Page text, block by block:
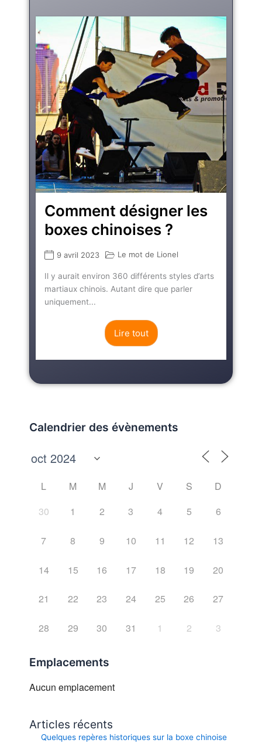
Comment désigner les
boxes chinoises ?
9 avril 2023 Le mot de Lionel
Il y aurait environ 360 différents styles d’arts
martiaux chinois. Autant dire que parler
uniquement...
Lire tout
Calendrier des évènements
L M M J V S
D
30
1 2 3 4 5 6
7 8 9 10 11 12 13
14 15 16 17 18 19 20
21 22 23 24 25 26 27
28 29 30 31 1 2 3
Emplacements
Aucun emplacement
Articles récents
Quelques repères historiques sur la boxe chinoise